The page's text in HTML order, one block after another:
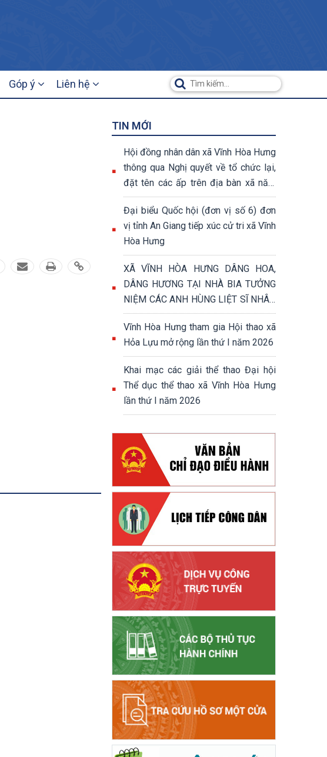
Góp ý Liên hệ
TIN MỚI
Hội đồng nhân dân xã Vĩnh Hòa Hưng
thông qua Nghị quyết về tổ chức lại,
đặt tên các ấp trên địa bàn xã năm
2026
Đại biểu Quốc hội (đơn vị số 6) đơn
vị tỉnh An Giang tiếp xúc cử tri xã Vĩnh
Hòa Hưng
XÃ VĨNH HÒA HƯNG DÂNG HOA,
DÂNG HƯƠNG TẠI NHÀ BIA TƯỞNG
NIỆM CÁC ANH HÙNG LIỆT SĨ NHÂN
DỊP KỶ NIỆM 51 NĂM NGÀY GIẢI
PHÓNG MIỀN NAM, THỐNG NHẤT
ĐẤT NƯỚC (30/4/1975 - 30/4/2026)
Vĩnh Hòa Hưng tham gia Hội thao xã
Hỏa Lựu mở rộng lần thứ I năm 2026
Khai mạc các giải thể thao Đại hội
Thể dục thể thao xã Vĩnh Hòa Hưng
lần thứ I năm 2026